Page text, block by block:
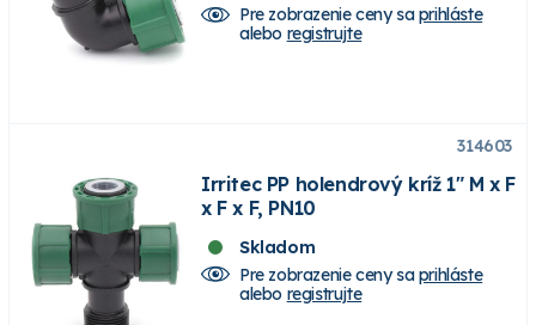
Pre zobrazenie ceny saprihláste
alebo registrujte
314603
Irritec PP holendrový kríž 1" M x F
x F x F, PN10
Skladom
Pre zobrazenie ceny saprihláste
alebo registrujte